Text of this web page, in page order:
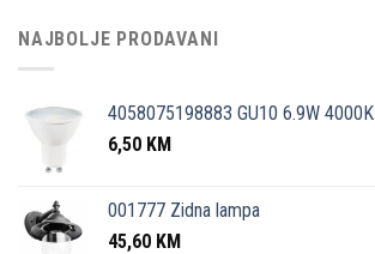
NAJBOLJE PRODAVANI
4058075198883 GU10 6.9W 4000K
6,50 KM
001777 Zidna lampa
45,60 KM